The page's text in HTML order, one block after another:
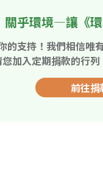
關乎環境—讓《
的支持！我們相信
加入定期捐款的行
前往捐